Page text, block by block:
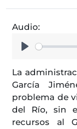
Audio:
La
García
problema de
del Río, sin
recursos al